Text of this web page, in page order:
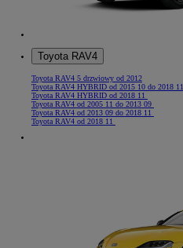
Toyota RAV4
Toyota RAV4 5 drzwiowy od 2012
Toyota RAV4 HYBRID od 2015 10 do 2018 11
Toyota RAV4 HYBRID od 2018 11
Toyota RAV4 od 2005 11 do 2013 09
Toyota RAV4 od 2013 09 do 2018 11
Toyota RAV4 od 2018 11